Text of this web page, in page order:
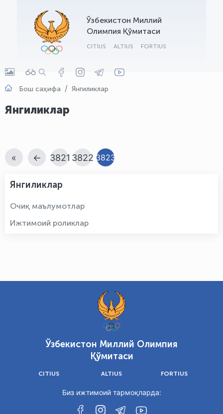
Ўзбекистон Миллий
Олимпия Қўмитаси
CITIUS ALTIUS FORTIUS
Бош саҳифа Янгиликлар
Янгиликлар
« ← 3821 3822 3823
Янгиликлар
Очиқ маълумотлар
Ижтимоий роликлар
Ўзбекистон Миллий Олимпия
Қўмитаси
CITIUS ALTIUS FORTIUS
Биз ижтимоий тармоқларда:
OLYMPCHIK AI - yordamchi
Онлайн · olympic.uz